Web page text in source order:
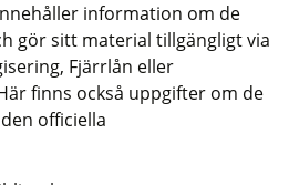
information om de
gör sitt material tillgängligt via
Fjärrlån eller
finns också uppgifter om de
officiella